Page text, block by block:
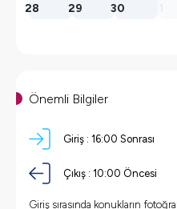
28 29 30
Önemli Bilgiler
Giriş : 16:00 Sonrası
Çıkış : 10:00 Öncesi
Giriş sırasında konukların